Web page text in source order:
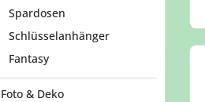
Spardosen
Schlüsselanhänger
Fantasy
Foto & Deko